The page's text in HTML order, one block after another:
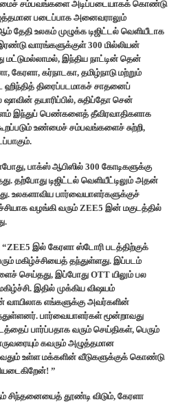
சம்பவங்களை அடிப்படையாகக் கொண்டு
படைப்பாக அனைவராலும்
தேதி உலகம் முழுக்க டிஜிட்டல் வெளியீடாக
வாரங்களுக்குள் 300 மில்லியன்
மட்டுமல்லாமல், இந்திய நாட்டின் தென்
கேரளா, கர்நாடகா, தமிழ்நாடு மற்றும்
ஹிந்தித் திரைப்படமாகச் சாதனைப்
தயாரிப்பில், சுதிப்தோ சென்
இந்துப் பெண்களைத் தீவிரவாதிகளாக
உண்மைச் சம்பவங்களைச் சுற்றி,
​​பாக்ஸ் ஆபிஸில் 300 கோடிகளுக்கு
தற்போது டிஜிட்டல் வெளியீட்டிலும் அதன்
உலகளாவிய பார்வையாளர்களுக்குச்
வழங்கி வரும் ZEE5 இன் மகுடத்தில்
இல் கேரளா ஸ்டோரி படத்திற்குக்
மகிழ்ச்சியைத் தந்துள்ளது. இப்படம்
செய்தது, இப்போது OTT யிலும் பல
இதில் முக்கிய விஷயம்
எங்களுக்கு அவர்களின்
பார்வையாளர்கள் மூன்றாவது
பார்ப்பதாக வரும் செய்திகள், பெரும்
கவரும் அழுத்தமான
உள்ள மக்களின் வீடுகளுக்குக் கொண்டு
”
சிந்தனையைத் தூண்டி விடும், கேரளா